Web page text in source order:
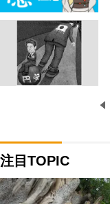
注目TOPIC